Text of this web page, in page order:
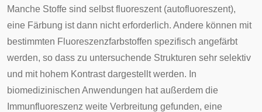
Manche Stoffe sind selbst fluoreszent (autofluoreszent),
eine Färbung ist dann nicht erforderlich. Andere können mit
bestimmten Fluoreszenzfarbstoffen spezifisch angefärbt
werden, so dass zu untersuchende Strukturen sehr selektiv
und mit hohem Kontrast dargestellt werden. In
biomedizinischen Anwendungen hat außerdem die
Immunfluoreszenz weite Verbreitung gefunden, eine